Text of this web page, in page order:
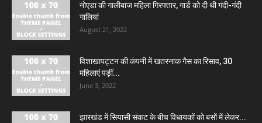
नोएडा की गालीबाज महिला गिरफ्तार, गार्ड को दी थी गंदी-गंदी
गालियां
August 21, 2022
विशाखापट्टन की कंपनी में खतरनाक गैस का रिसाव, 30
महिलाएं पड़ीं...
June 3, 2022
झारखंड में सियासी संकट के बीच विधायकों को बसों में लेकर...